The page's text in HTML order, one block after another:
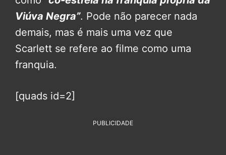
Viúva Negra”. Pode não parecer nada
demais, mas é mais uma vez que
Scarlett se refere ao filme como uma
franquia.
[quads id=2]
PUBLICIDADE